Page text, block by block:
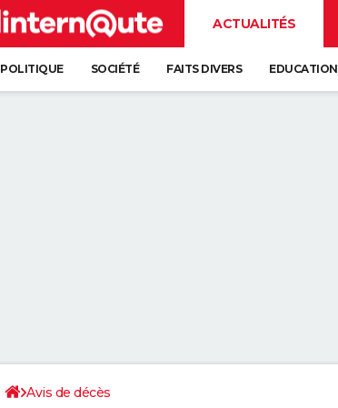
ACTUALITÉS
POLITIQUE SOCIÉTÉ FAITS DIVERS EDUCATION
Avis de décès